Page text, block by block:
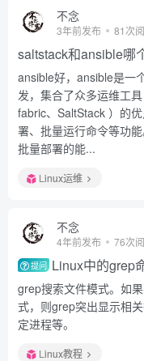
不念
3年前发布 81次
saltstack和ansible哪
ansible好，ansible是一
发，集合了众多运维工
fabric、SaltStack ）的
署、批量运行命令等功
批量部署的能...
Linux运维
不念
4年前发布 76次
提问 Linux中的grep
grep搜索文件模式。如
式，则grep突出显示相
定进程等。
Linux教程